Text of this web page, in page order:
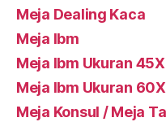
Meja Dealing Kaca
Meja Ibm
Meja Ibm Ukuran
Meja Ibm Ukuran
Meja Konsul / Meja